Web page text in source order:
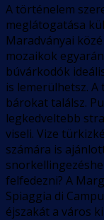
A történelem
meglátogatása
Maradványai
mozaikok
búvárkodók
is lemerülhetsz.
bárokat találsz.
legkedveltebb
viseli. Vize
számára is
felfedezni? A
Spiaggia di
éjszakát a város